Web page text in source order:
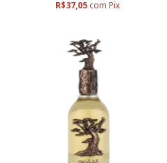
R$37,05 com Pix